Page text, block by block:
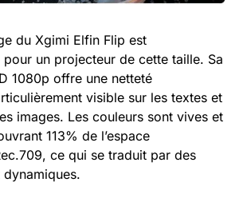
du Xgimi Elfin Flip est
pour un projecteur de cette taille. Sa
1080p offre une netteté
visible sur les textes et
images. Les couleurs sont vives et
113% de l’espace
ce qui se traduit par des